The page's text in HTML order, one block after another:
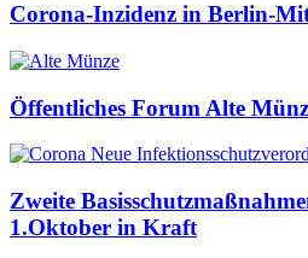
Corona-Inzidenz in Berlin-
Öffentliches Forum Alte
Zweite
1.Oktober in Kraft